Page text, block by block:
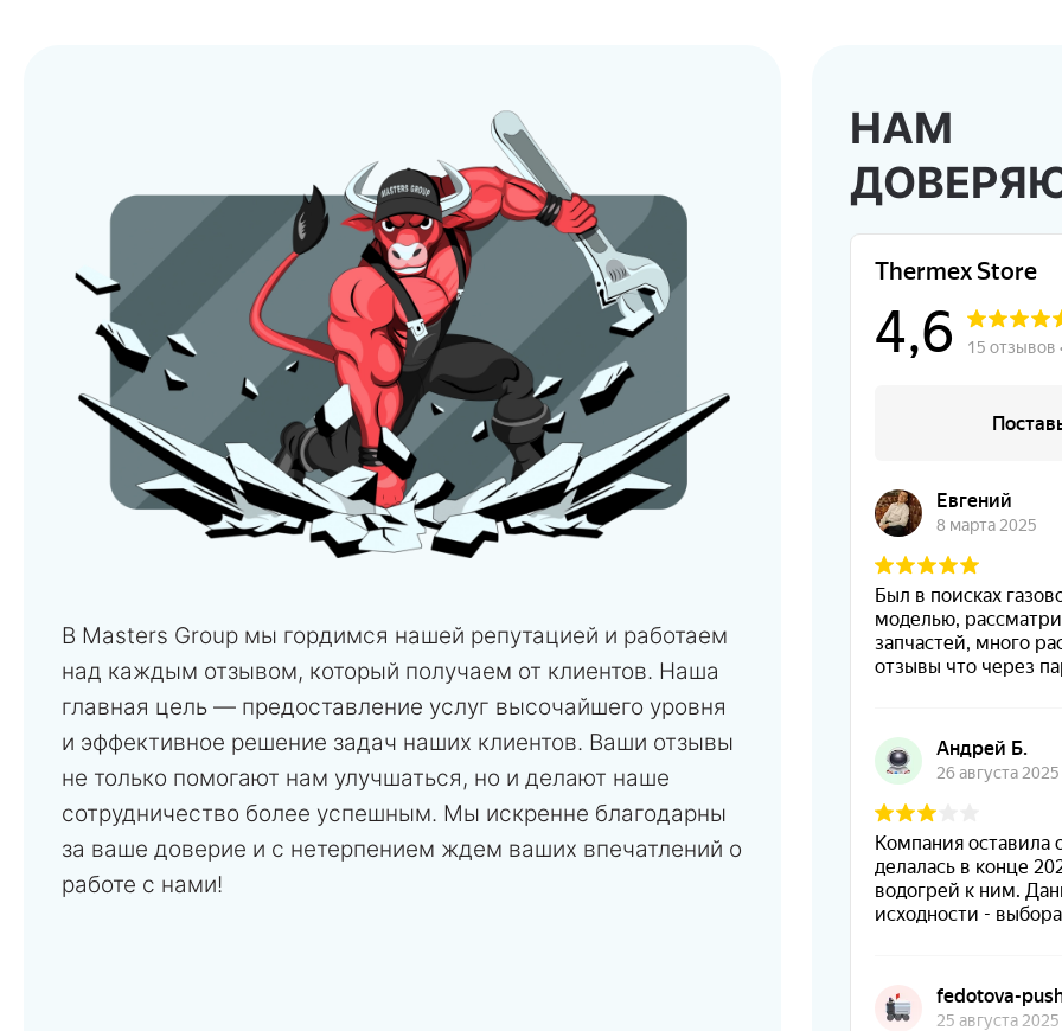
В Masters Group мы гордимся нашей репутацией и работаем
над каждым отзывом, который получаем от клиентов. Наша
главная цель — предоставление услуг высочайшего уровня
и эффективное решение задач наших клиентов. Ваши отзывы
не только помогают нам улучшаться, но и делают наше
сотрудничество более успешным. Мы искренне благодарны
за ваше доверие и с нетерпением ждем ваших впечатлений о
работе с нами!
НАМ